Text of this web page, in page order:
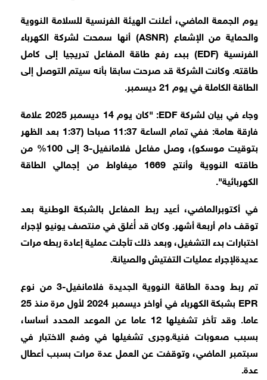
يوم الجمعة الماضي، أعلنت الهيئة الفرنسية للسلامة النووية
والحماية من الإشعاع (ASNR) أنها سمحت لشركة الكهرباء
الفرنسية (EDF) ببدء رفع طاقة المفاعل تدريجيا إلى كامل
طاقته. وكانت الشركة قد صرحت سابقا بأنه سيتم التوصل إلى
الطاقة الكاملة في يوم 21 ديسمبر.
وجاء في بيان لشركة EDF: "كان يوم 14 ديسمبر 2025 علامة
فارقة هامة: ففي تمام الساعة 11:37 صباحا (1:37 بعد الظهر
بتوقيت موسكو)، وصل مفاعل فلامانفيل-3 إلى 100% من
طاقته النووية وأنتج 1669 ميغاواط من إجمالي الطاقة
الكهربائية".
في أكتوبرالماضي، أعيد ربط المفاعل بالشبكة الوطنية بعد
توقف دام أربعة أشهر. وكان قد أُغلق في منتصف يونيو لإجراء
اختبارات بدء التشغيل، وبعد ذلك تأجلت عملية إعادة ربطه مرات
عديدةلإجراء عمليات التفتيش والصيانة.
تم ربط وحدة الطاقة النووية الجديدة فلامانفيل-3 من نوع
EPR بشبكة الكهرباء في أواخر ديسمبر 2024 لأول مرة منذ 25
عاما. وقد تأخر تشغيلها 12 عاما عن الموعد المحدد أساسا،
بسبب صعوبات فنية.وجرى تشغيلها في وضع الاختبار في
سبتمبر الماضي، وتوقفت عن العمل عدة مرات بسبب أعطال
عدة.